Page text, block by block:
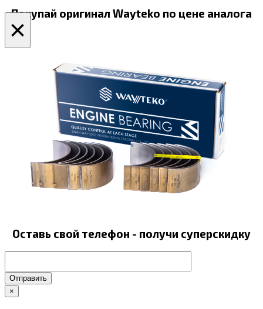
Покупай оригинал Wayteko по цене аналога
×
Оставь свой телефон - получи суперскидку
Отправить
×